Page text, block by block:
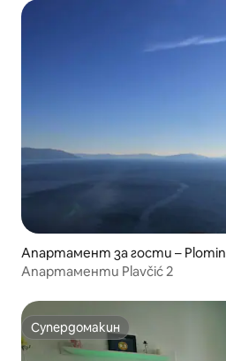
Апартамент за гости – Plomin
Апартаменти Plavčić 2
Супердомакин
Супердомакин